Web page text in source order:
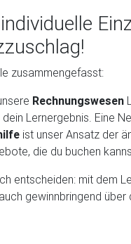
zusammengefasst:
Rechnungswesen
Lernergebnis. Eine
ist unser Ansatz der
die du buchen
entscheiden: mit dem
gewinnbringend über